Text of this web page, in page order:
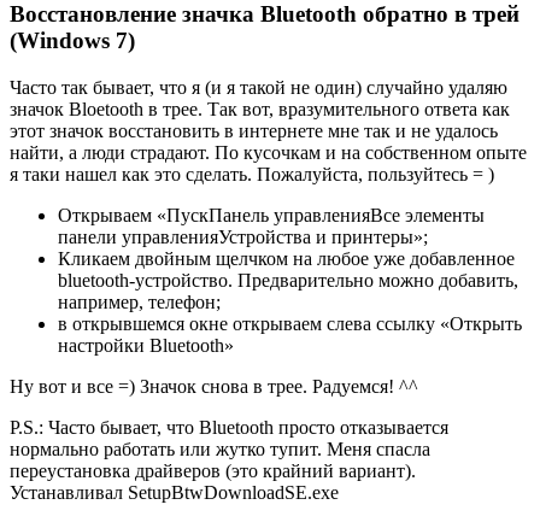
Восстановление значка Bluetooth обратно в трей
(Windows 7)
Часто так бывает, что я (и я такой не один) случайно удаляю
значок Bloetooth в трее. Так вот, вразумительного ответа как
этот значок восстановить в интернете мне так и не удалось
найти, а люди страдают. По кусочкам и на собственном опыте
я таки нашел как это сделать. Пожалуйста, пользуйтесь = )
Открываем «ПускПанель управленияВсе элементы
панели управленияУстройства и принтеры»;
Кликаем двойным щелчком на любое уже добавленное
bluetooth-устройство. Предварительно можно добавить,
например, телефон;
в открывшемся окне открываем слева ссылку «Открыть
настройки Bluetooth»
Ну вот и все =) Значок снова в трее. Радуемся! ^^
P.S.: Часто бывает, что Bluetooth просто отказывается
нормально работать или жутко тупит. Меня спасла
переустановка драйверов (это крайний вариант).
Устанавливал SetupBtwDownloadSE.exe